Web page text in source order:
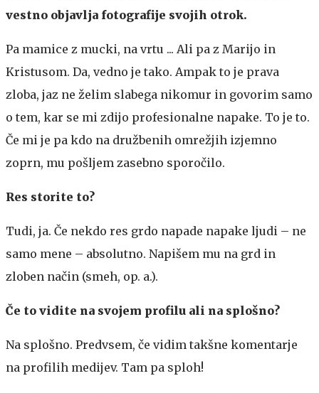
vestno objavlja fotografije svojih otrok.
Pa mamice z mucki, na vrtu ... Ali pa z Marijo in
Kristusom. Da, vedno je tako. Ampak to je prava
zloba, jaz ne želim slabega nikomur in govorim samo
o tem, kar se mi zdijo profesionalne napake. To je to.
Če mi je pa kdo na družbenih omrežjih izjemno
zoprn, mu pošljem zasebno sporočilo.
Res storite to?
Tudi, ja. Če nekdo res grdo napade napake ljudi – ne
samo mene – absolutno. Napišem mu na grd in
zloben način (smeh, op. a.).
Če to vidite na svojem profilu ali na splošno?
Na splošno. Predvsem, če vidim takšne komentarje
na profilih medijev. Tam pa sploh!